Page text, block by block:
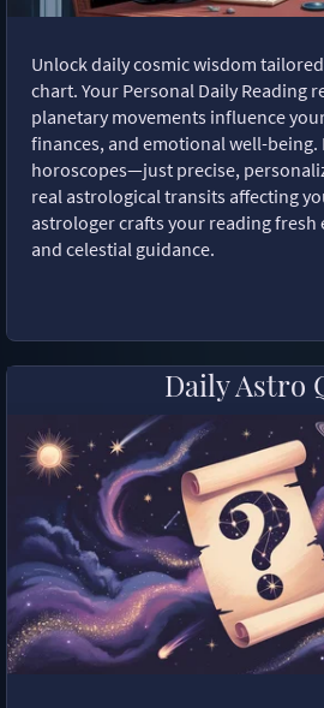
Unlock daily cosmic wisdom
chart. Your Personal Daily Reading
planetary movements influence
finances, and emotional well-being.
horoscopes—just precise,
real astrological transits affecting
astrologer crafts your reading fresh
and celestial guidance.
Daily Astro